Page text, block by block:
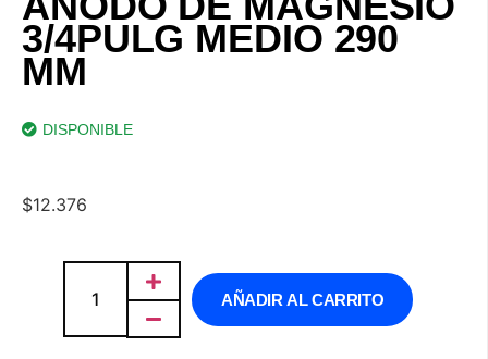
3/4PULG MEDIO 290
MM
DISPONIBLE
$12.376
AÑADIR AL CARRITO